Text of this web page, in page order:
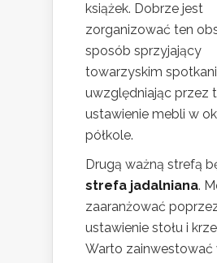
książek. Dobrze jest
zorganizować ten
sposób sprzyjający
towarzyskim
uwzględniając przez
ustawienie mebli w
półkole.
Drugą ważną strefą
strefa jadalniana.
zaaranżować
ustawienie stołu i
Warto zainwestować